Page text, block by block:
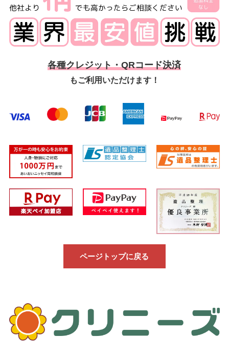
各種クレジット・QRコード決済
もご利用いただけます！
ページトップに戻る